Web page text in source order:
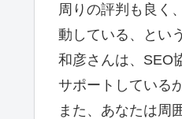
周りの評判も良く
動している、とい
和彦さんは、SEO
サポートしている
また、あなたは周